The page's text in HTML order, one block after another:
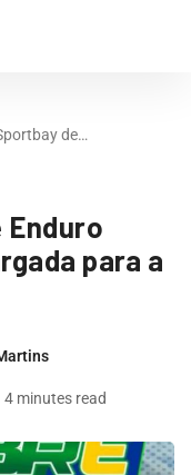
de…
para a
4 minutes read